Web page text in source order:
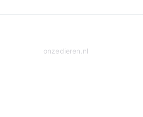
onzedieren.nl